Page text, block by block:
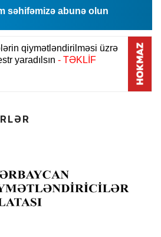
səhifəmizə abunə olun